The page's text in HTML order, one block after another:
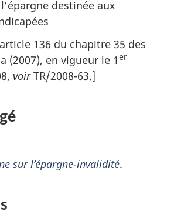
destinée aux
136 du chapitre 35 des
(2007), en vigueur le 1er
voirTR/2008-63.]
sur l’épargne-invalidité.